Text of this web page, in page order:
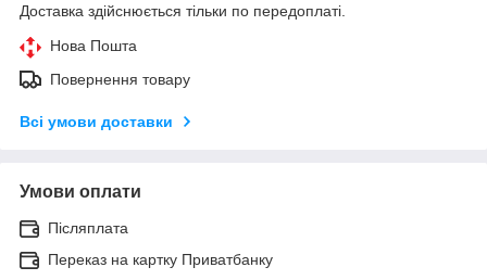
Доставка здійснюється тільки по передоплаті.
Нова Пошта
Повернення товару
Всі умови доставки
Умови оплати
Післяплата
Переказ на картку Приватбанку